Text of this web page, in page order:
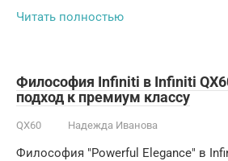
Читать полностью
Философия Infiniti в Infiniti
подход к премиум классу
QX60 Надежда Иванова
Философия "Powerful Elegance" в